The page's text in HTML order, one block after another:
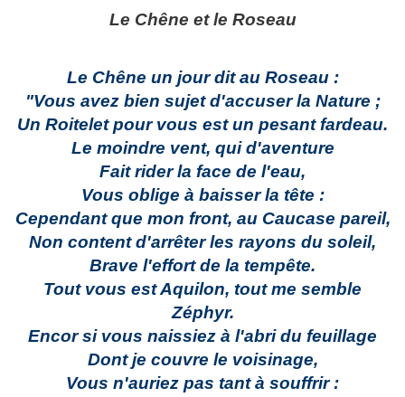
Le Chêne et le Roseau
Le Chêne un jour dit au Roseau :
"Vous avez bien sujet d'accuser la Nature ;
Un Roitelet pour vous est un pesant fardeau.
Le moindre vent, qui d'aventure
Fait rider la face de l'eau,
Vous oblige à baisser la tête :
Cependant que mon front, au Caucase pareil,
Non content d'arrêter les rayons du soleil,
Brave l'effort de la tempête.
Tout vous est Aquilon, tout me semble
Zéphyr.
Encor si vous naissiez à l'abri du feuillage
Dont je couvre le voisinage,
Vous n'auriez pas tant à souffrir :